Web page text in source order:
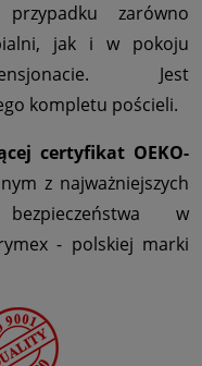
zarówno
jak i w pokoju
Jest
kompletu pościeli.
certyfikat OEKO-
z najważniejszych
w
- polskiej marki